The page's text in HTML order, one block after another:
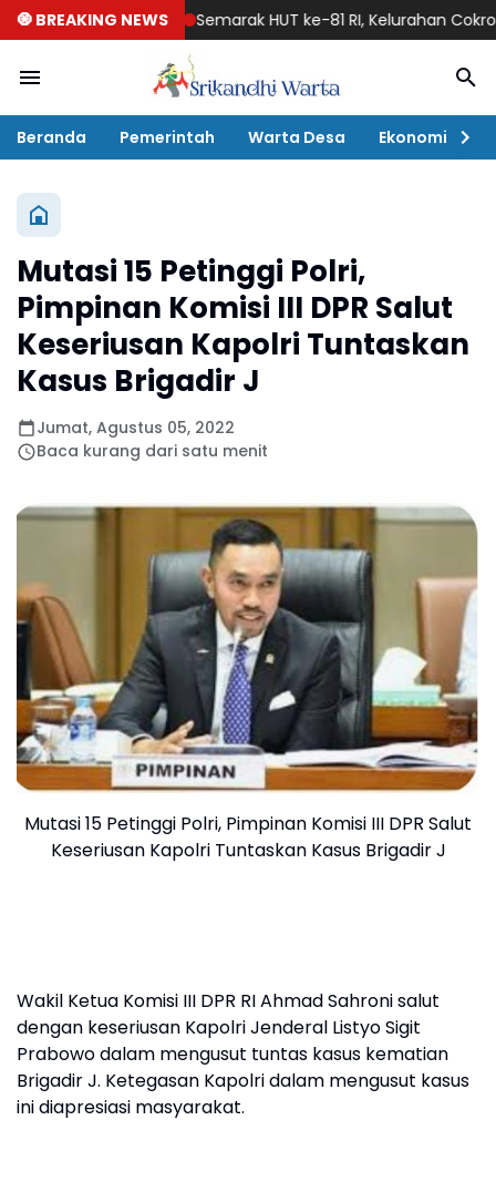
🧿 BREAKING NEWSSemarak HUT ke-81 RI, Kelurahan
Beranda Pemerintah Warta Desa Ekonomi
Mutasi 15 Petinggi Polri,
Pimpinan Komisi III DPR Salut
Keseriusan Kapolri Tuntaskan
Kasus Brigadir J
Jumat, Agustus 05, 2022
Baca kurang dari satu menit
Mutasi 15 Petinggi Polri, Pimpinan Komisi III DPR Salut
Keseriusan Kapolri Tuntaskan Kasus Brigadir J
Wakil Ketua Komisi III DPR RI Ahmad Sahroni salut
dengan keseriusan Kapolri Jenderal Listyo Sigit
Prabowo dalam mengusut tuntas kasus kematian
Brigadir J. Ketegasan Kapolri dalam mengusut kasus
ini diapresiasi masyarakat.